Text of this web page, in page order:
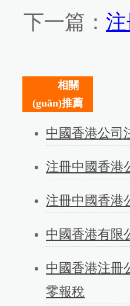
下一篇：
相關
(guān)推薦
中國香港公司
注冊中國香港
注冊中國香港
中國香港有限
中國香港注冊
零報稅